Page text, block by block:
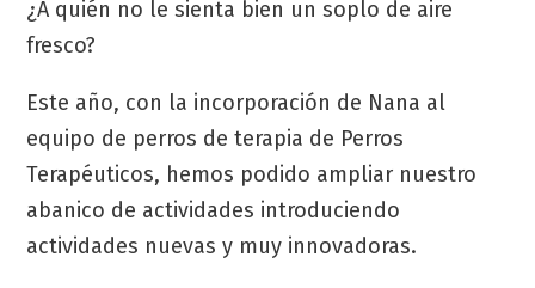
¿A quién no le sienta bien un soplo de aire
fresco?
Este año, con la incorporación de Nana al
equipo de perros de terapia de Perros
Terapéuticos, hemos podido ampliar nuestro
abanico de actividades introduciendo
actividades nuevas y muy innovadoras.